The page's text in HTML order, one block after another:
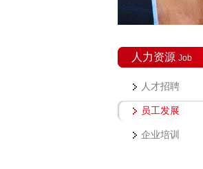
人力资源 Job
人才招聘
员工发展
企业培训